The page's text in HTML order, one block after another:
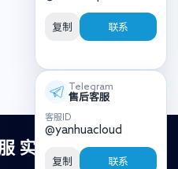
实时响应
复制 联系
Telegram
售后客服
客服ID
@yanhuacloud
复制 联系